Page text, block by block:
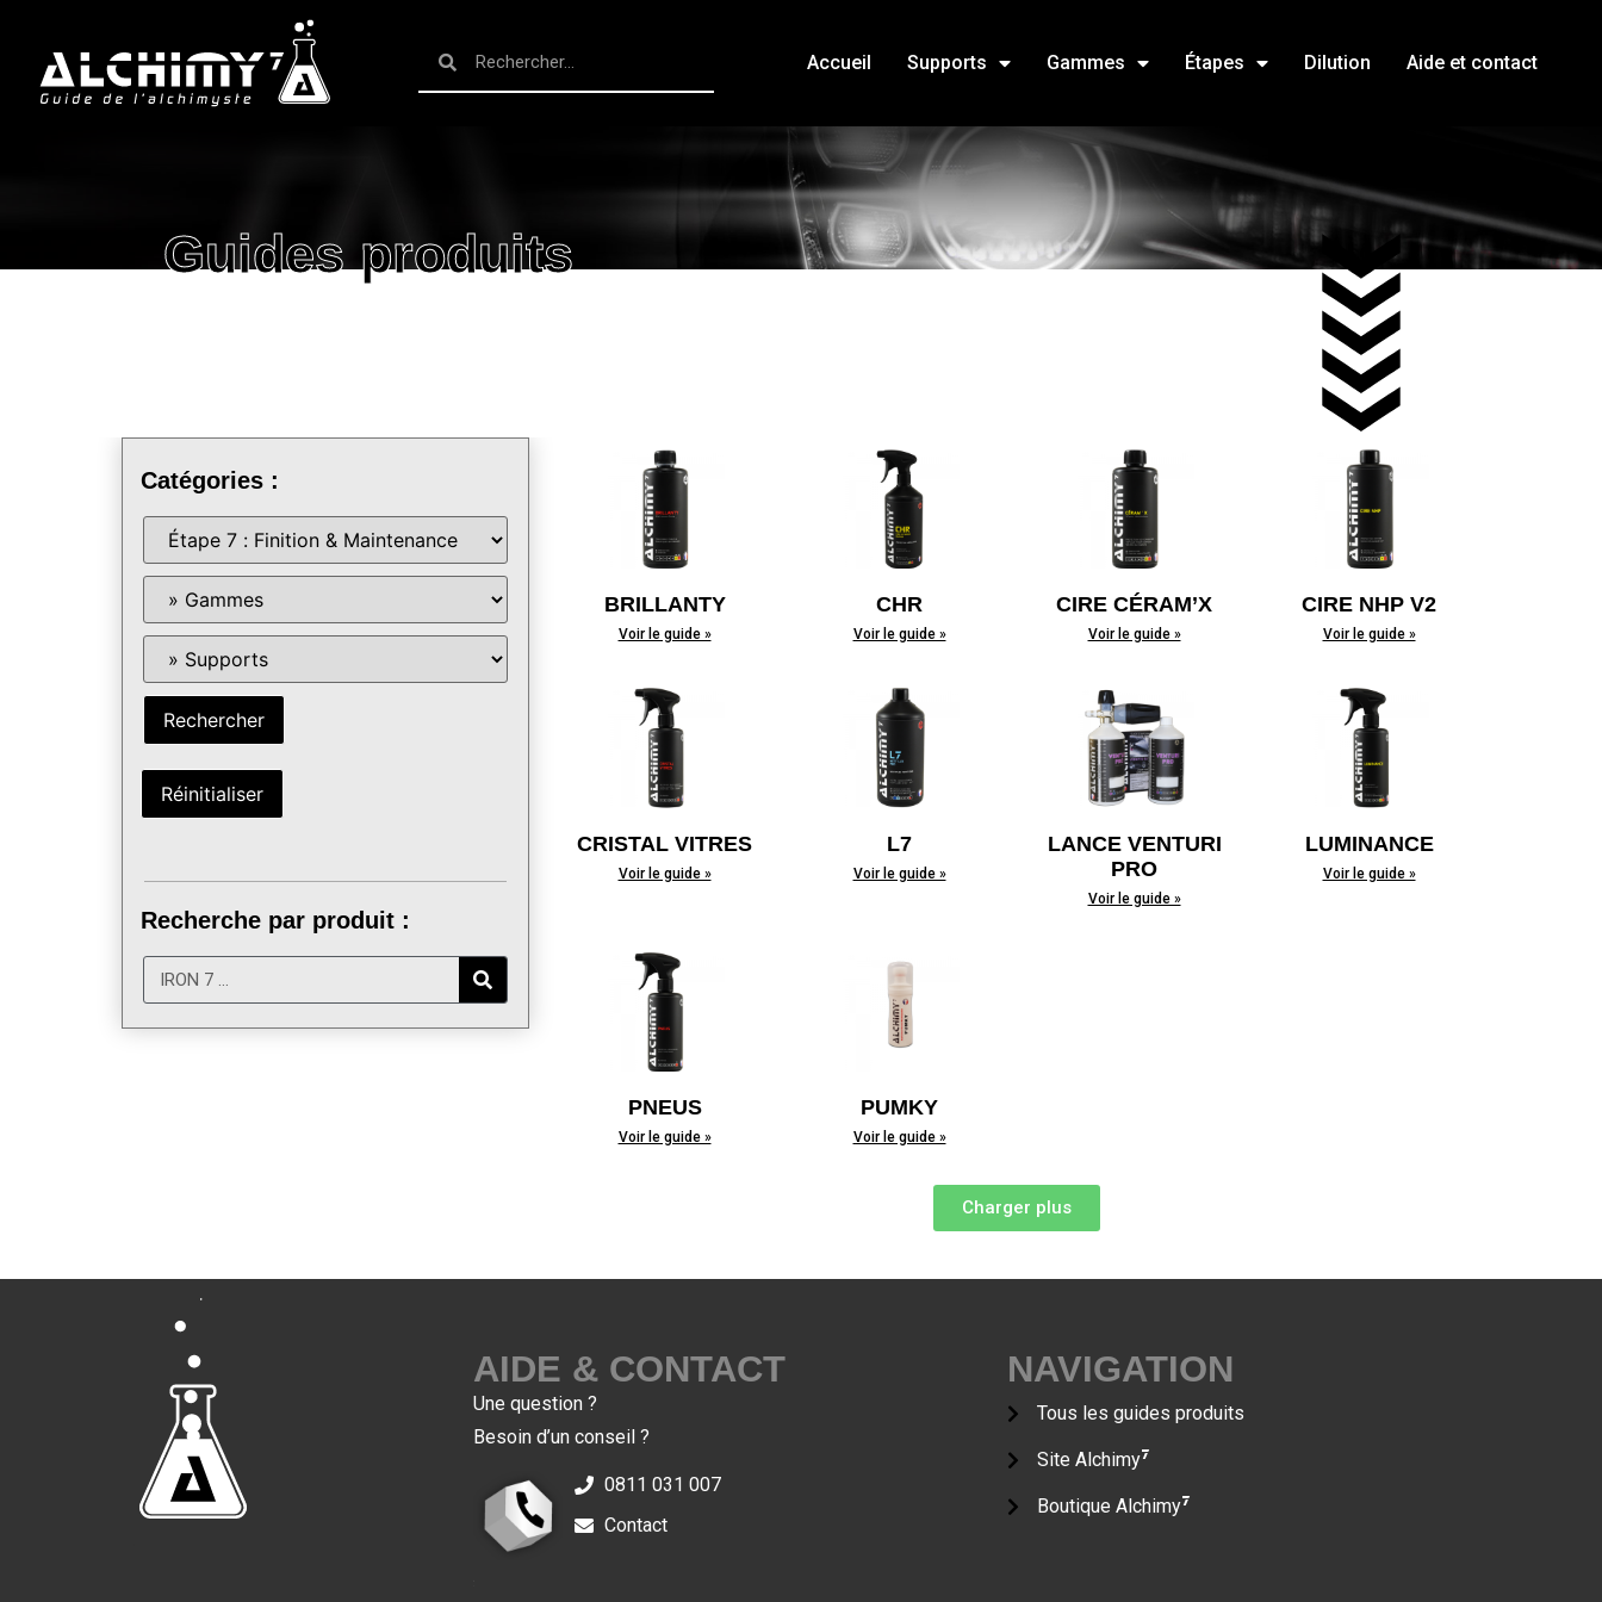
Accueil Supports Gammes Étapes Dilution Aide et contact
Guides produits
Catégories :
Recherche par produit :
BRILLANTY
Voir le guide »
CHR
Voir le guide »
CIRE CÉRAM’X
Voir le guide »
CIRE NHP V2
Voir le guide »
CRISTAL VITRES
Voir le guide »
L7
Voir le guide »
LANCE VENTURI
PRO
Voir le guide »
LUMINANCE
Voir le guide »
PNEUS
Voir le guide »
PUMKY
Voir le guide »
Charger plus
AIDE & CONTACT
Une question ?
Besoin d’un conseil ?
0811 031 007
Contact
NAVIGATION
Tous les guides produits
Site Alchimy7
Boutique Alchimy7